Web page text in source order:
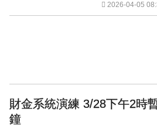
2026-04-05
財金系統演練 3/28下午2時
鐘